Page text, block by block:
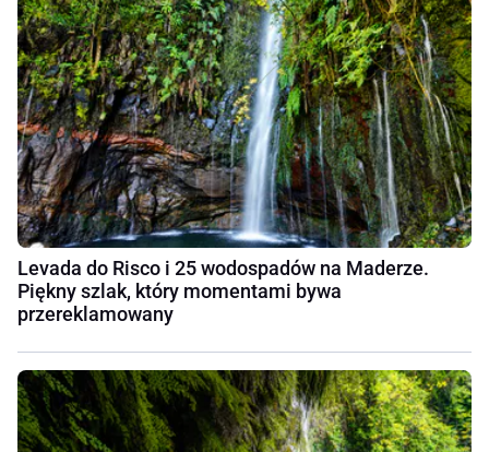
Levada do Risco i 25 wodospadów na Maderze.
Piękny szlak, który momentami bywa
przereklamowany